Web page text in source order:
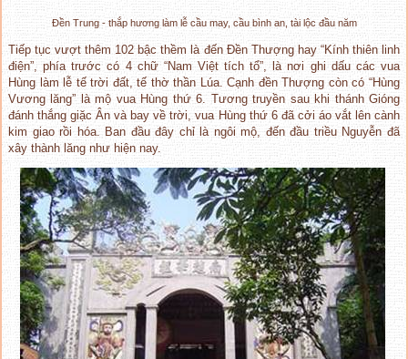
Đền Trung - thắp hương làm lễ cầu may, cầu bình an, tài lộc đầu năm
Tiếp tục vượt thêm 102 bậc thềm là đến Đền Thượng hay “Kính thiên linh
điện”, phía trước có 4 chữ “Nam Việt tích tổ”, là nơi ghi dấu các vua
Hùng làm lễ tế trời đất, tế thờ thần Lúa. Cạnh đền Thượng còn có “Hùng
Vương lăng” là mộ vua Hùng thứ 6. Tương truyền sau khi thánh Gióng
đánh thắng giặc Ân và bay về trời, vua Hùng thứ 6 đã cởi áo vắt lên cành
kim giao rồi hóa. Ban đầu đây chỉ là ngôi mộ, đến đầu triều Nguyễn đã
xây thành lăng như hiện nay.